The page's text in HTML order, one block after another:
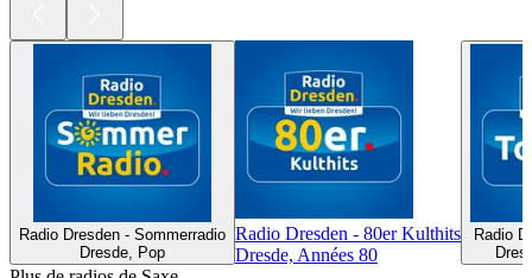
Radio Dresden - Sommerradio
Dresde, Pop
Radio Dresden - 80er Kulthits
Dresde, Années 80
Radio